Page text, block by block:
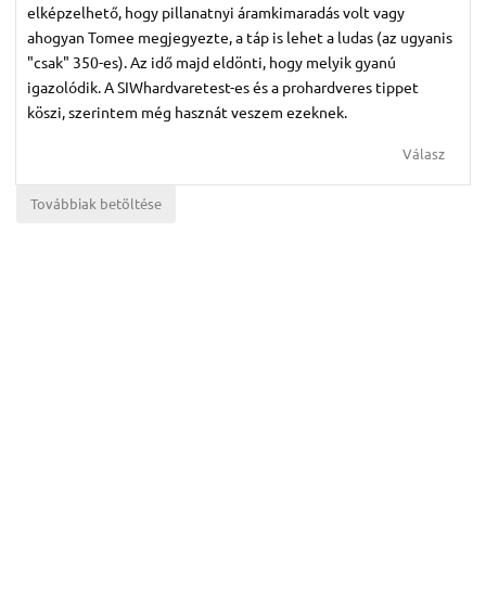
elképzelhető, hogy pillanatnyi áramkimaradás volt vagy
ahogyan Tomee megjegyezte, a táp is lehet a ludas (az ugyanis
"csak" 350-es). Az idő majd eldönti, hogy melyik gyanú
igazolódik. A SIWhardvaretest-es és a prohardveres tippet
köszi, szerintem még hasznát veszem ezeknek.
Válasz
Továbbiak betöltése